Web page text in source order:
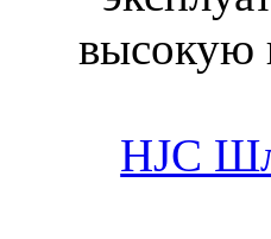
высокую
HJC